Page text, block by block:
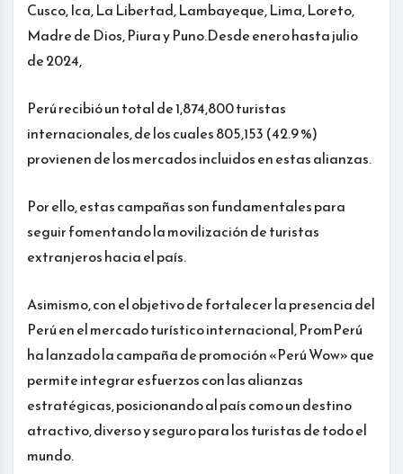
Cusco, Ica, La Libertad, Lambayeque, Lima, Loreto,
Madre de Dios, Piura y Puno.Desde enero hasta julio
de 2024,
Perú recibió un total de 1,874,800 turistas
internacionales, de los cuales 805,153 (42.9 %)
provienen de los mercados incluidos en estas alianzas.
Por ello, estas campañas son fundamentales para
seguir fomentando la movilización de turistas
extranjeros hacia el país.
Asimismo, con el objetivo de fortalecer la presencia del
Perú en el mercado turístico internacional, PromPerú
ha lanzado la campaña de promoción «Perú Wow» que
permite integrar esfuerzos con las alianzas
estratégicas, posicionando al país como un destino
atractivo, diverso y seguro para los turistas de todo el
mundo.